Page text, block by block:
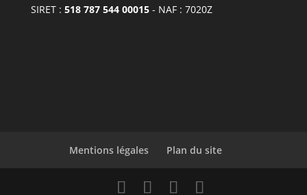
SIRET : 518 787 544 00015- NAF : 7020Z
Mentions légales Plan du site